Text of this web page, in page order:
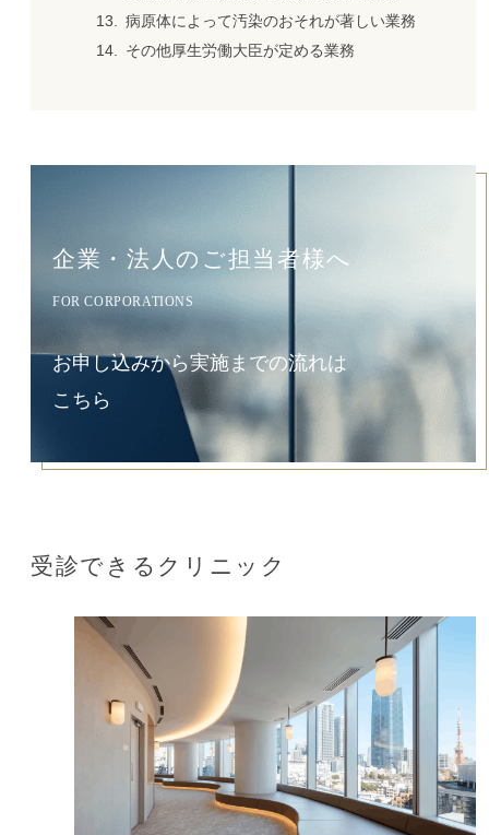
病原体によって汚染のおそれが著しい業務
その他厚生労働大臣が定める業務
企業・法人のご担当者様へ
FOR CORPORATIONS
お申し込みから実施までの流れは
こちら
受診できるクリニック